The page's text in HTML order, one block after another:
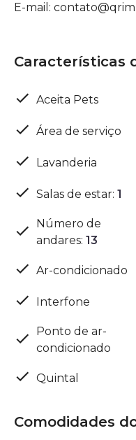
E-mail:
Características
Aceita Pets
Área de serviço
Lavanderia
Salas de estar: 1
Número de
andares: 13
Ar-condicionado
Interfone
Ponto de ar-
condicionado
Quintal
Comodidades